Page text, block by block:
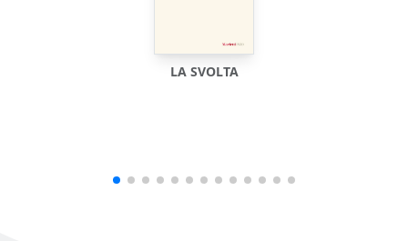
LA SVOLTA